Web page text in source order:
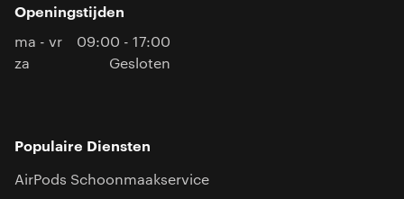
Openingstijden
ma - vr
09:00 - 17:00
za
Gesloten
Populaire Diensten
AirPods Schoonmaakservice